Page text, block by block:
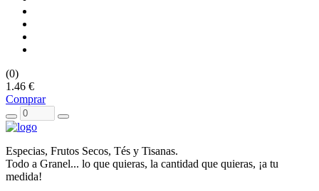
(0)
1.46 €
Comprar
Especias, Frutos Secos, Tés y Tisanas.
Todo a Granel... lo que quieras, la cantidad que quieras, ¡a tu
medida!